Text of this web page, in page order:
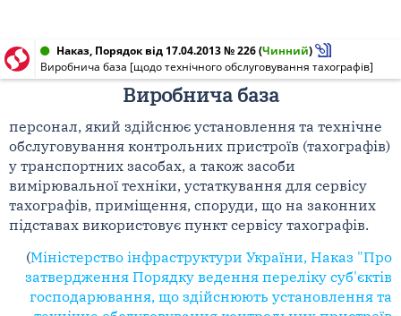
Наказ, Порядок від 17.04.2013 № 226(Чинний)
Виробнича база [щодо технічного обслуговування тахографів]